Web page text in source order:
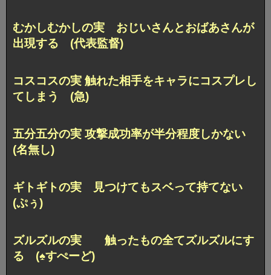
むかしむかしの実 おじいさんとおばあさんが
出現する (代表監督)
コスコスの実 触れた相手をキャラにコスプレし
てしまう (急)
五分五分の実 攻撃成功率が半分程度しかない
(名無し)
ギトギトの実 見つけてもスベって持てない
(ぷぅ)
ズルズルの実 触ったもの全てズルズルにす
る (♠︎すぺーど)